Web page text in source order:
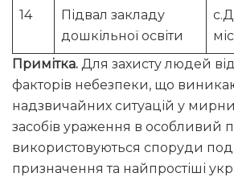
14
Підвал закладу
дошкільної освіти
Примітка. Для захисту людей
факторів небезпеки, що
надзвичайних ситуацій у
засобів ураження в особливий
використовуються споруди
призначення та найпростіші